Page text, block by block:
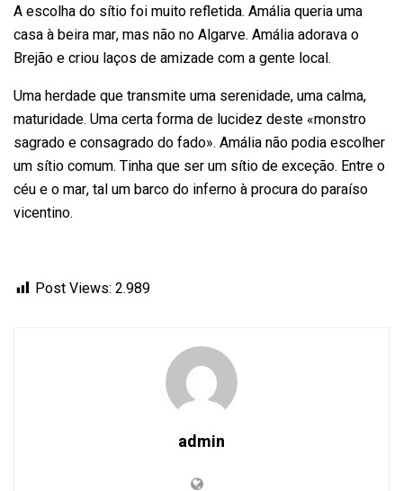
A escolha do sítio foi muito refletida. Amália queria uma
casa à beira mar, mas não no Algarve. Amália adorava o
Brejão e criou laços de amizade com a gente local.
Uma herdade que transmite uma serenidade, uma calma,
maturidade. Uma certa forma de lucidez deste «monstro
sagrado e consagrado do fado». Amália não podia escolher
um sítio comum. Tinha que ser um sítio de exceção. Entre o
céu e o mar, tal um barco do inferno à procura do paraíso
vicentino.
Post Views: 2.989
admin